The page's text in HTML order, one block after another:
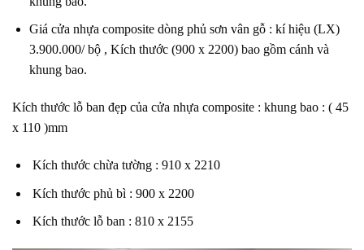
Giá cửa nhựa composite dòng phủ sơn vân gỗ: kí hiệu (LX)
3.900.000/ bộ , Kích thước (900 x 2200) bao gồm cánh và
khung bao.
Kích thước lỗ ban đẹp của cửa nhựa composite : khung bao : ( 45
x 110 )mm
Kích thước chừa tường : 910 x 2210
Kích thước phủ bì : 900 x 2200
Kích thước lỗ ban : 810 x 2155